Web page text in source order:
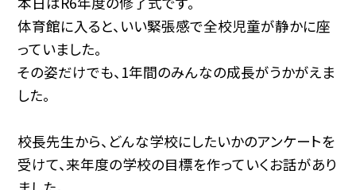
体育館に入ると、いい緊張感で全校児童が静かに座
っていました。
その姿だけでも、1年間のみんなの成長がうかがえま
した。
校長先生から、どんな学校にしたいかのアンケートを
受けて、来年度の学校の目標を作っていくお話があり